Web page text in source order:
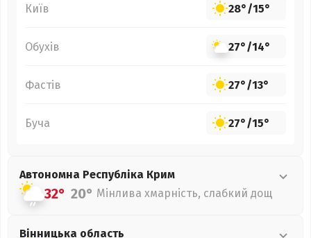
Київ 28°/15°
Обухів 27°/14°
Фастів 27°/13°
Буча 27°/15°
Автономна Республіка Крим
32° 20° Мінлива хмарність, слабкий дощ
Вінницька область